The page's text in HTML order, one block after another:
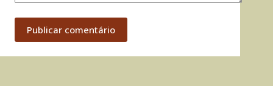
Publicar comentário